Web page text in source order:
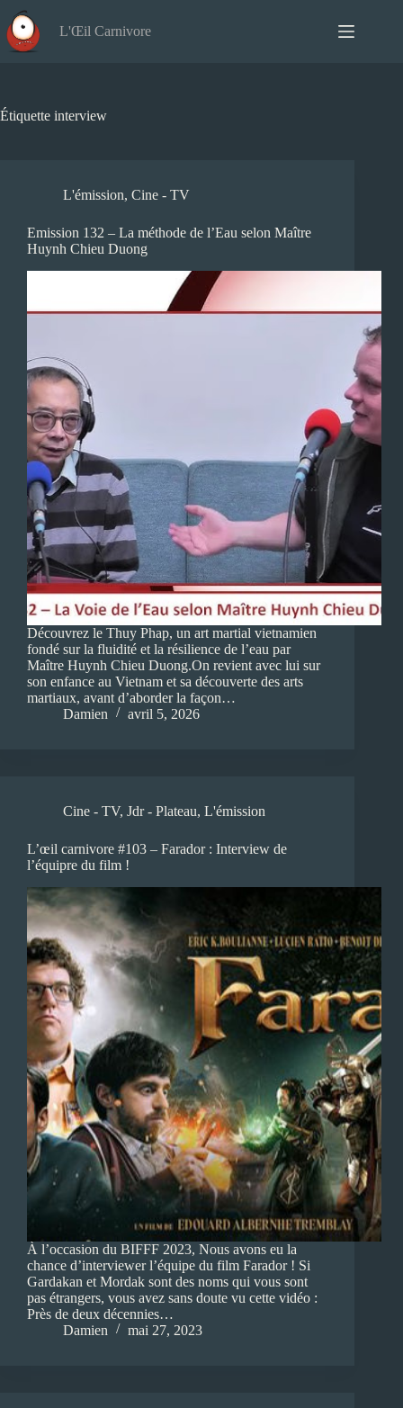
au
contenu
L'Œil Carnivore
Étiquette interview
L'émission, Cine - TV
Emission 132 – La méthode de l’Eau selon Maître
Huynh Chieu Duong
Découvrez le Thuy Phap, un art martial vietnamien
fondé sur la fluidité et la résilience de l’eau par
Maître Huynh Chieu Duong.On revient avec lui sur
son enfance au Vietnam et sa découverte des arts
martiaux, avant d’aborder la façon…
Damien
avril 5, 2026
Cine - TV, Jdr - Plateau, L'émission
L’œil carnivore #103 – Farador : Interview de
l’équipre du film !
À l’occasion du BIFFF 2023, Nous avons eu la
chance d’interviewer l’équipe du film Farador ! Si
Gardakan et Mordak sont des noms qui vous sont
pas étrangers, vous avez sans doute vu cette vidéo :
Près de deux décennies…
Damien
mai 27, 2023